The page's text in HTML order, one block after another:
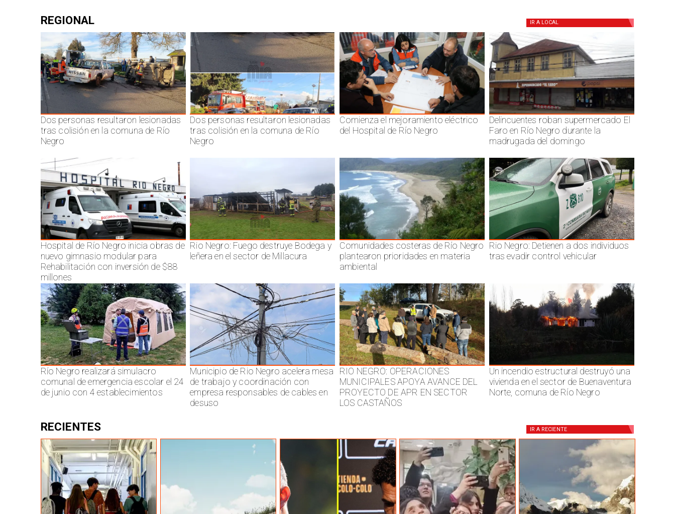
REGIONAL IR A LOCAL
Dos personas resultaron lesionadas
tras colisión en la comuna de Río
Negro
Dos personas resultaron lesionadas
tras colisión en la comuna de Río
Negro
Comienza el mejoramiento eléctrico
del Hospital de Río Negro
Delincuentes roban supermercado El
Faro en Río Negro durante la
madrugada del domingo
Hospital de Río Negro inicia obras de
nuevo gimnasio modular para
Rehabilitación con inversión de $88
millones
Rio Negro: Fuego destruye Bodega y
leñera en el sector de Millacura
Comunidades costeras de Río Negro
plantearon prioridades en materia
ambiental
Rio Negro: Detienen a dos individuos
tras evadir control vehicular
Río Negro realizará simulacro
comunal de emergencia escolar el 24
de junio con 4 establecimientos
Municipio de Rio Negro acelera mesa
de trabajo y coordinación con
empresa responsables de cables en
desuso
RIO NEGRO: OPERACIONES
MUNICIPALES APOYA AVANCE DEL
PROYECTO DE APR EN SECTOR
LOS CASTAÑOS
Un incendio estructural destruyó una
vivienda en el sector de Buenaventura
Norte, comuna de Río Negro
RECIENTES IR A RECIENTE